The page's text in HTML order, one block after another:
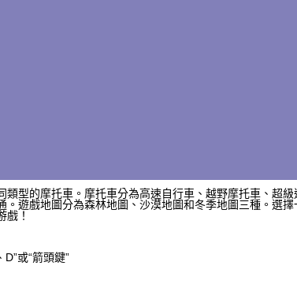
類型的摩托車。摩托車分為高速自行車、越野摩托車、超
。遊戲地圖分為森林地圖、沙漠地圖和冬季地圖三種。選
戲！
或“箭頭鍵”